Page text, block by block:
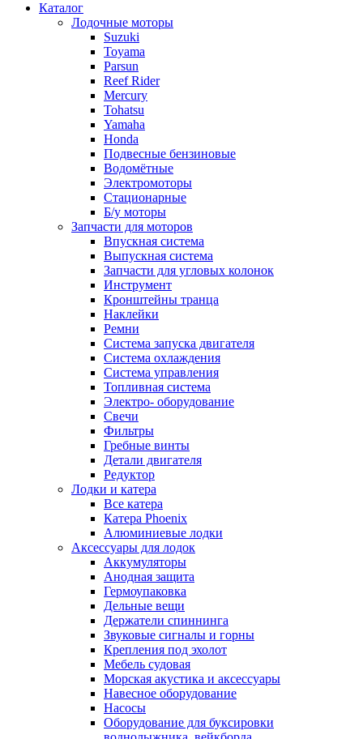
Каталог
Лодочные моторы
Suzuki
Toyama
Parsun
Reef Rider
Mercury
Tohatsu
Yamaha
Honda
Подвесные бензиновые
Водомётные
Электромоторы
Стационарные
Б/у моторы
Запчасти для моторов
Впускная система
Выпускная система
Запчасти для угловых колонок
Инструмент
Кронштейны транца
Наклейки
Ремни
Система запуска двигателя
Система охлаждения
Система управления
Топливная система
Электро- оборудование
Свечи
Фильтры
Гребные винты
Детали двигателя
Редуктор
Лодки и катера
Все катера
Катера Phoenix
Алюминиевые лодки
Аксессуары для лодок
Аккумуляторы
Анодная защита
Гермоупаковка
Дельные вещи
Держатели спиннинга
Звуковые сигналы и горны
Крепления под эхолот
Мебель судовая
Морская акустика и аксессуары
Навесное оборудование
Насосы
Оборудование для буксировки